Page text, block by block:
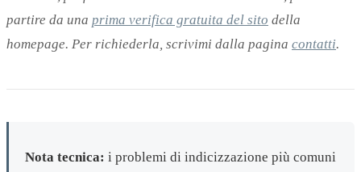
partire da una prima verifica gratuita del sito della
homepage. Per richiederla, scrivimi dalla pagina contatti.
Nota tecnica: i problemi di indicizzazione più comuni